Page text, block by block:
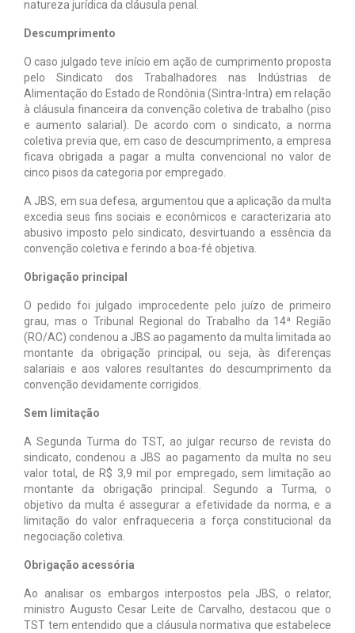
natureza jurídica da cláusula penal.
Descumprimento
O caso julgado teve início em ação de cumprimento proposta
pelo Sindicato dos Trabalhadores nas Indústrias de
Alimentação do Estado de Rondônia (Sintra-Intra) em relação
à cláusula financeira da convenção coletiva de trabalho (piso
e aumento salarial). De acordo com o sindicato, a norma
coletiva previa que, em caso de descumprimento, a empresa
ficava obrigada a pagar a multa convencional no valor de
cinco pisos da categoria por empregado.
A JBS, em sua defesa, argumentou que a aplicação da multa
excedia seus fins sociais e econômicos e caracterizaria ato
abusivo imposto pelo sindicato, desvirtuando a essência da
convenção coletiva e ferindo a boa-fé objetiva.
Obrigação principal
O pedido foi julgado improcedente pelo juízo de primeiro
grau, mas o Tribunal Regional do Trabalho da 14ª Região
(RO/AC) condenou a JBS ao pagamento da multa limitada ao
montante da obrigação principal, ou seja, às diferenças
salariais e aos valores resultantes do descumprimento da
convenção devidamente corrigidos.
Sem limitação
A Segunda Turma do TST, ao julgar recurso de revista do
sindicato, condenou a JBS ao pagamento da multa no seu
valor total, de R$ 3,9 mil por empregado, sem limitação ao
montante da obrigação principal. Segundo a Turma, o
objetivo da multa é assegurar a efetividade da norma, e a
limitação do valor enfraqueceria a força constitucional da
negociação coletiva.
Obrigação acessória
Ao analisar os embargos interpostos pela JBS, o relator,
ministro Augusto Cesar Leite de Carvalho, destacou que o
TST tem entendido que a cláusula normativa que estabelece